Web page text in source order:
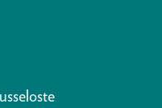
f in